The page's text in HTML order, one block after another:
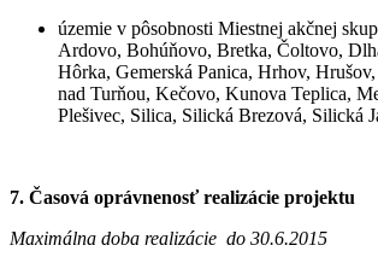
územie v pôsobnosti Miestnej akčnej
Ardovo, Bohúňovo, Bretka, Čoltovo,
Hôrka, Gemerská Panica, Hrhov,
nad Turňou, Kečovo, Kunova Teplica,
Plešivec, Silica, Silická Brezová, Silická
7. Časová oprávnenosť realizácie projektu
Maximálna doba realizácie do 30.6.2015